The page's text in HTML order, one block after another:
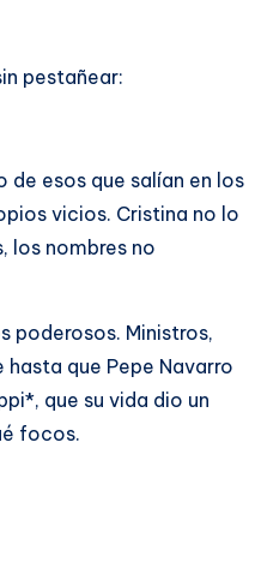
pestañear:
de esos que salían en los
vicios. Cristina no lo
los nombres no
poderosos. Ministros,
que Pepe Navarro
que su vida dio un
focos.